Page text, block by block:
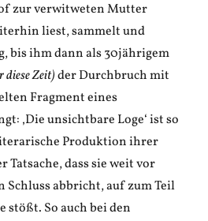
zur verwitweten Mutter
liest, sammelt und
bis ihm dann als 30jährigem
diese Zeit)der Durchbruch mit
Fragment eines
‚Die unsichtbare Loge‘ ist so
Produktion ihrer
Tatsache, dass sie weit vor
Schluss abbricht, auf zum Teil
stößt. So auch bei den